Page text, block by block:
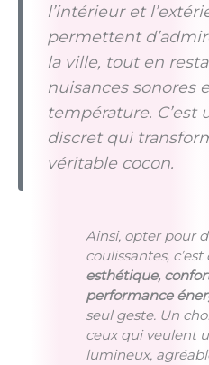
l’intérieur et
permettent
la ville, tout en
nuisances sonores
température. C’est
discret qui
véritable cocon.
Ainsi, opter pour
coulissantes,
esthétique,
performance
seul geste. Un
ceux qui veulent
lumineux,